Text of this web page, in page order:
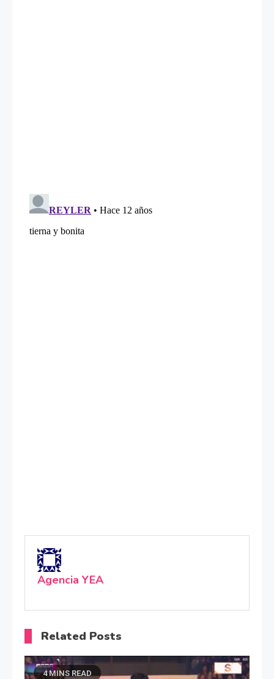
Agencia YEA
Related Posts
4 MINS READ